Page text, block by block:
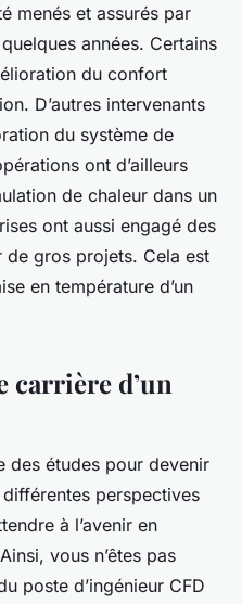
menés et assurés par
années. Certains
du confort
D’autres intervenants
du système de
ont d’ailleurs
de chaleur dans un
ont aussi engagé des
de gros projets. Cela est
en température d’un
carrière d’un
des études pour devenir
perspectives
à l’avenir en
vous n’êtes pas
poste d’ingénieur CFD